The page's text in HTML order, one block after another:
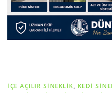
İÇE AÇILIR SINEKLIK, KEDI